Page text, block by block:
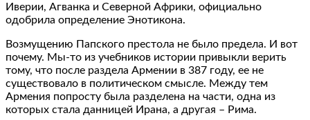
Иверии, Агванка и Северной Африки, официально
одобрила определение Энотикона.
Возмущению Папского престола не было предела. И вот
почему. Мы-то из учебников истории привыкли верить
тому, что после раздела Армении в 387 году, ее не
существовало в политическом смысле. Между тем
Армения попросту была разделена на части, одна из
которых стала данницей Ирана, а другая – Рима.